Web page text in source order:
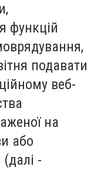
функцій
подавати
веб-
на
або
-